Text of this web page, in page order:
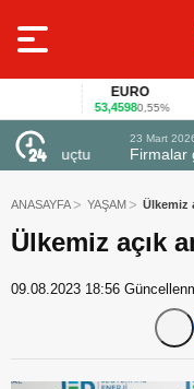
53,45980,55%
23 Mart 2026 - 07:12
Firmalar gıda
ANASAYFA YAŞAM Ülkemiz
Ülkemiz açık
09.08.2023 18:56